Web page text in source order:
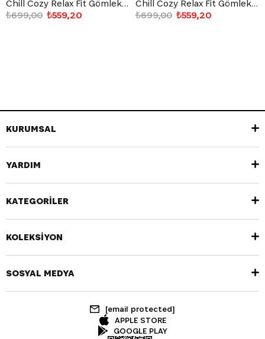
Chill Cozy Relax Fit Gömlek Siyah
₺559,20
₺699,00
Chill Cozy Relax Fit Gömlek Beyaz
₺559,20
₺699,00
KURUMSAL
YARDIM
KATEGORİLER
KOLEKSİYON
SOSYAL MEDYA
[email protected]
APPLE STORE
GOOGLE PLAY